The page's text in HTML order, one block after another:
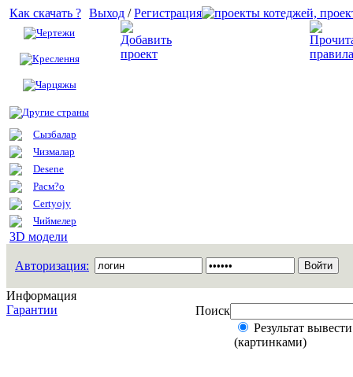
Как скачать ?
Чертежи
Креслення
Чарцяжы
Другие страны
Сызбалар
Чизмалар
Desene
Расм?о
Certyojy
Чиймелер
3D модели
Выход /Регистрация
Авторизация:
Информация
Гарантии
Поиск
Результат
(картинками)